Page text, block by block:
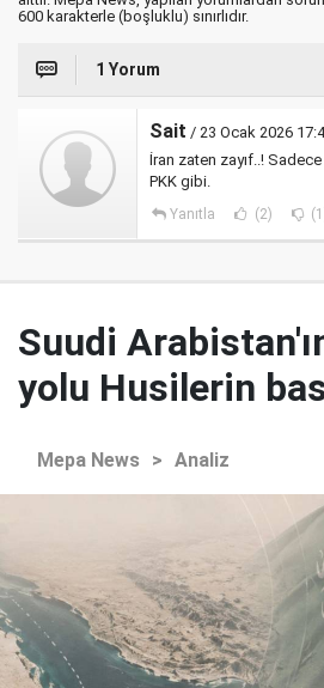
600 karakterle (boşluklu) sınırlıdır.
1 Yorum
Sait / 23 Ocak 2026
İran zaten zayıf..!
PKK gibi.
Yanıtla (2)
Suudi
yolu Husilerin
Mepa News > Analiz